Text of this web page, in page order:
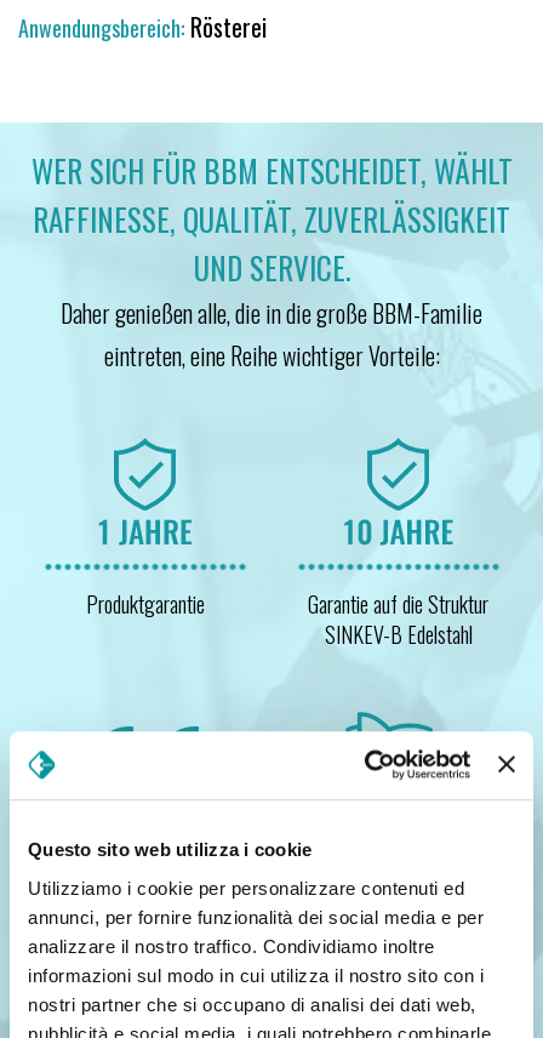
Questo sito web utilizza i cookie
Utilizziamo i cookie per personalizzare contenuti ed
annunci, per fornire funzionalità dei social media e per
analizzare il nostro traffico. Condividiamo inoltre
informazioni sul modo in cui utilizza il nostro sito con i
nostri partner che si occupano di analisi dei dati web,
pubblicità e social media, i quali potrebbero combinarle
Anwendungsbereich: Rösterei
WER SICH FÜR BBM ENTSCHEIDET, WÄHLT
RAFFINESSE, QUALITÄT, ZUVERLÄSSIGKEIT
UND SERVICE.
Daher genießen alle, die in die große BBM-Familie
eintreten, eine Reihe wichtiger Vorteile:
Produktgarantie
Garantie auf die Struktur
SINKEV-B Edelstahl
Konformitätserklärung
Betriebs- und
Wartungsanleitung komplett
mit Fotos, die das Lesen und
Abfragen erleichtern